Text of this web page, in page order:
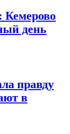
Кемерово
день
правду
в